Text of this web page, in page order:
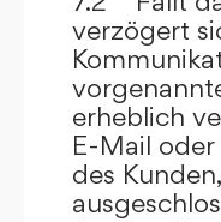
verzögert
erheblich
E-Mail
des